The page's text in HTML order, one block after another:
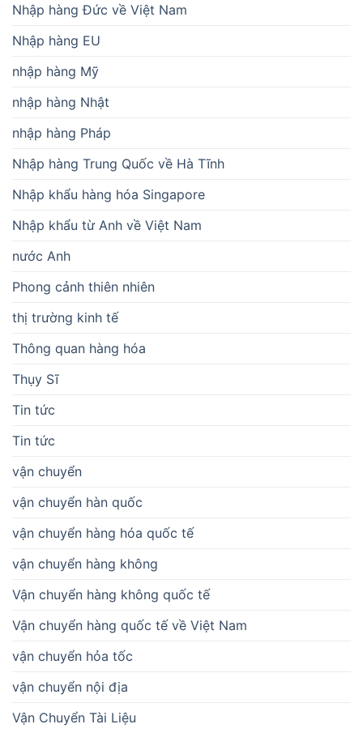
Nhập hàng Đức về Việt Nam
Nhập hàng EU
nhập hàng Mỹ
nhập hàng Nhật
nhập hàng Pháp
Nhập hàng Trung Quốc về Hà Tĩnh
Nhập khẩu hàng hóa Singapore
Nhập khẩu từ Anh về Việt Nam
nước Anh
Phong cảnh thiên nhiên
thị trường kinh tế
Thông quan hàng hóa
Thụy Sĩ
Tin tức
Tin tức
vận chuyển
vận chuyển hàn quốc
vận chuyển hàng hóa quốc tế
vận chuyển hàng không
Vận chuyển hàng không quốc tế
Vận chuyển hàng quốc tế về Việt Nam
vận chuyển hỏa tốc
vận chuyển nội địa
Vận Chuyển Tài Liệu